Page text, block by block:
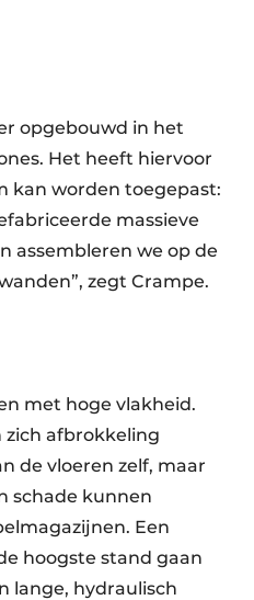
opgebouwd in het
Het heeft hiervoor
kan worden toegepast:
massieve
assembleren we op de
zegt Crampe.
met hoge vlakheid.
zich afbrokkeling
de vloeren zelf, maar
schade kunnen
Een
hoogste stand gaan
lange, hydraulisch